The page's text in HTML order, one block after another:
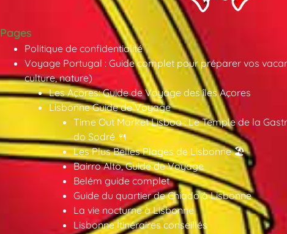
Pages
Politique de confidentialité
Voyage Portugal : Guide complet pour préparer vos
culture, nature)
Les Açores: Guide de Voyage des îles Açores
Lisbonne Guide de Voyage
Time Out Market Lisboa : Le Temple de la
do Sodré 🍴
Les Plus Belles Plages de Lisbonne 🏖️
Bairro Alto, Guide de Voyage
Belém guide complet
Guide du quartier de Chiado à Lisbonne
La vie nocturne à Lisbonne
Lisbonne Itinéraires conseillés